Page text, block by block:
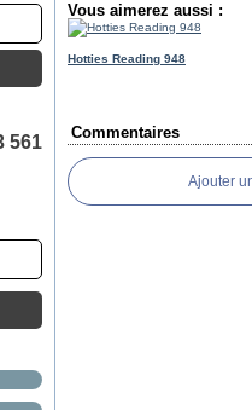
561
Vous aimerez aussi :
Hotties Reading 948
Commentaires
Ajouter